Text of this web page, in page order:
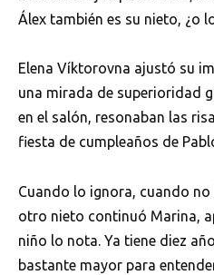
Álex también es su nieto, ¿o
Elena Víktorovna ajustó su
una mirada de superioridad
en el salón, resonaban las
fiesta de cumpleaños de
Cuando lo ignora, cuando no
otro nieto continuó Marina,
niño lo nota. Ya tiene diez
bastante mayor para